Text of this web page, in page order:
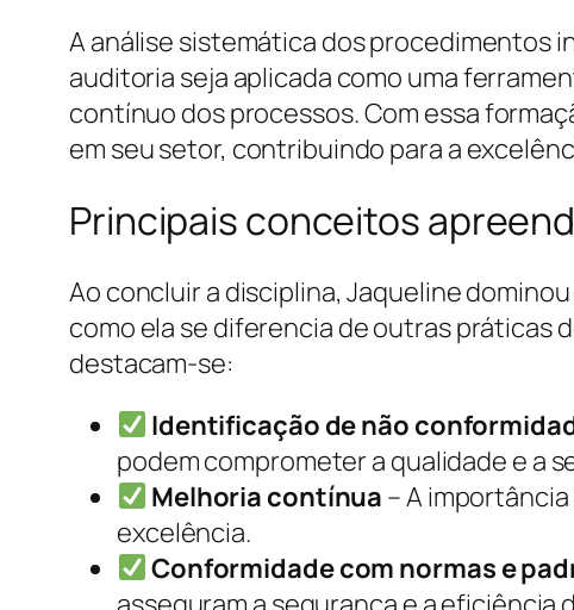
A análise sistemática dos procedimentos
auditoria seja aplicada como uma
contínuo dos processos. Com essa
em seu setor, contribuindo para a
Principais conceitos
Ao concluir a disciplina, Jaqueline
como ela se diferencia de outras práticas
destacam-se:
Identificação de não
podem comprometer a qualidade e a
Melhoria contínua – A
excelência.
Conformidade com normas e